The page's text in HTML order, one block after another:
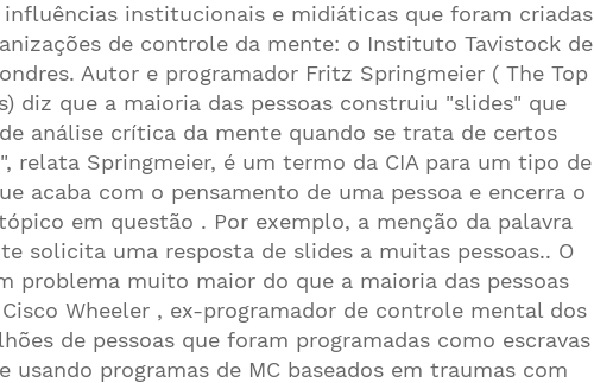
institucionais e midiáticas que foram criadas
de controle da mente: o Instituto Tavistock de
Autor e programador Fritz Springmeier ( The Top
diz que a maioria das pessoas construiu "slides" que
análise crítica da mente quando se trata de certos
relata Springmeier, é um termo da CIA para um tipo de
acaba com o pensamento de uma pessoa e encerra o
em questão . Por exemplo, a menção da palavra
solicita uma resposta de slides a muitas pessoas.. O
problema muito maior do que a maioria das pessoas
Wheeler , ex-programador de controle mental dos
de pessoas que foram programadas como escravas
usando programas de MC baseados em traumas com